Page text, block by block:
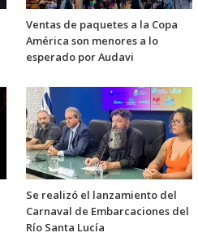
Ventas de paquetes a la Copa
América son menores a lo
esperado por Audavi
Se realizó el lanzamiento del
Carnaval de Embarcaciones del
Río Santa Lucía